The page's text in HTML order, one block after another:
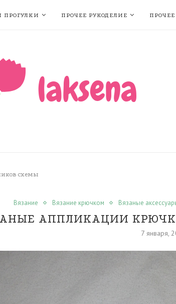
ПРОГУЛКИ ПРОЧЕЕ РУКОДЕЛИЕ ПРОЧЕЕ
схемы
Вязание Вязание крючком Вязаные
АППЛИКАЦИИ
7 января,